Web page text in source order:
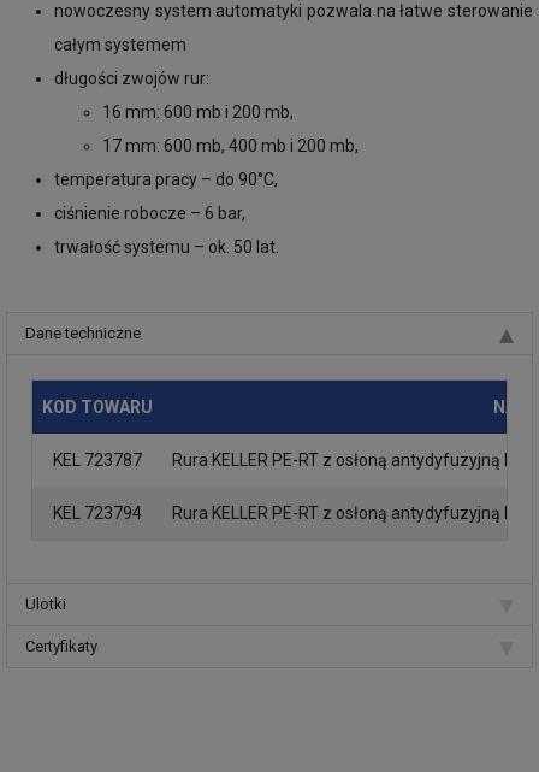
nowoczesny system automatyki pozwala na łatwe sterowanie
całym systemem
długości zwojów rur:
16 mm: 600 mb i 200 mb,
17 mm: 600 mb, 400 mb i 200 mb,
temperatura pracy – do 90°C,
ciśnienie robocze – 6 bar,
trwałość systemu – ok. 50 lat.
Dane techniczne
KOD TOWARU
KEL 723787 Rura KELLER PE-RT z osłoną antydyfuzyjną
KEL 723794 Rura KELLER PE-RT z osłoną antydyfuzyjną
Ulotki
Certyfikaty